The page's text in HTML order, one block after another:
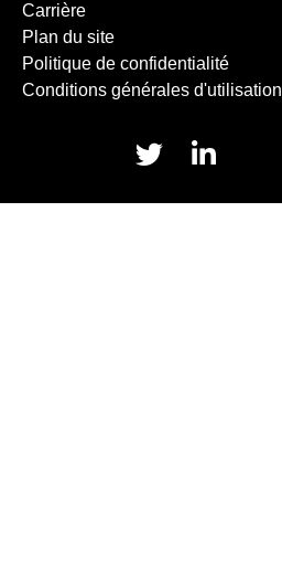
Carrière
Plan du site
Politique de confidentialité
Conditions générales d'utilisation